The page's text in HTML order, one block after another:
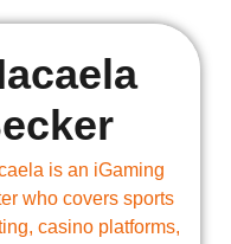
is an iGaming
who covers sports
casino platforms,